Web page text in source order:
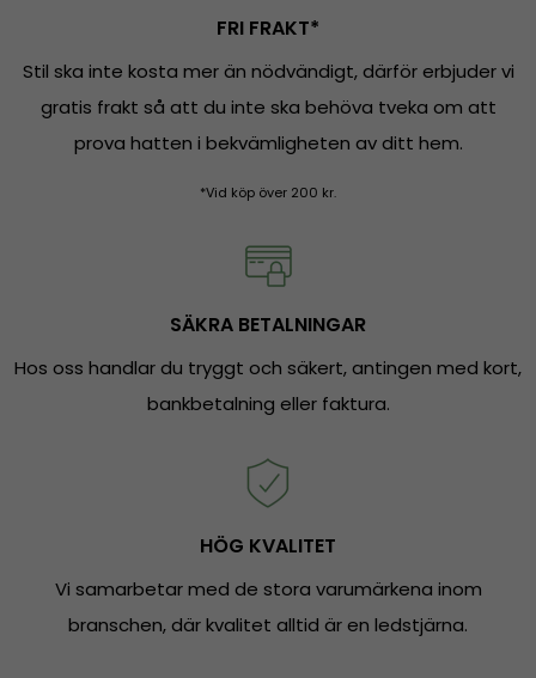
FRI FRAKT*
Stil ska inte kosta mer än nödvändigt, därför erbjuder vi
gratis frakt så att du inte ska behöva tveka om att
prova hatten i bekvämligheten av ditt hem.
*Vid köp över 200 kr.
SÄKRA BETALNINGAR
Hos oss handlar du tryggt och säkert, antingen med kort,
bankbetalning eller faktura.
HÖG KVALITET
Vi samarbetar med de stora varumärkena inom
branschen, där kvalitet alltid är en ledstjärna.